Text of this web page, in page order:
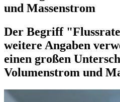
und Massenstrom
Der Begriff
weitere Angaben
einen großen
Volumenstrom und